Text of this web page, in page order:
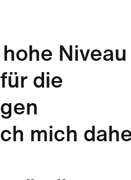
Niveau
die
mich